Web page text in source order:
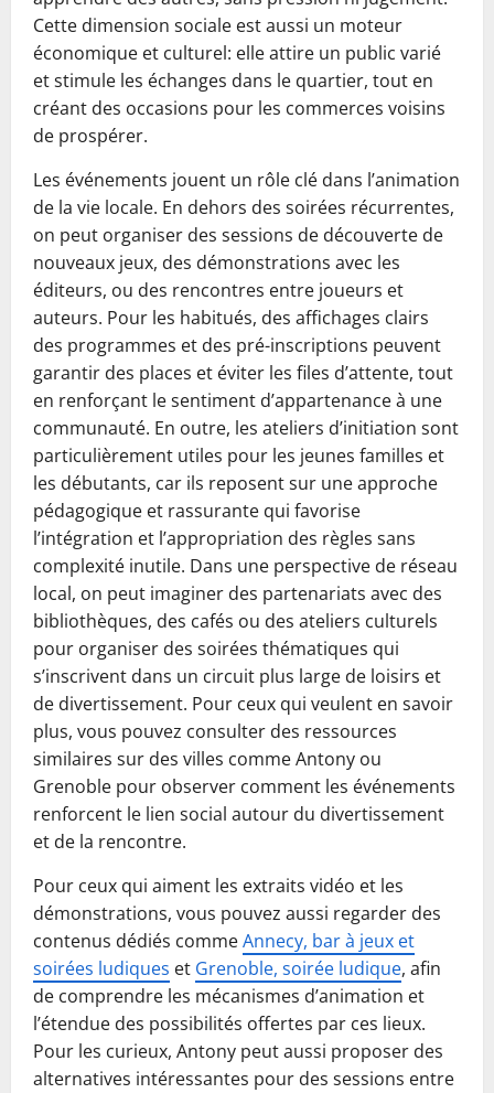
Cette dimension sociale est aussi un moteur
économique et culturel: elle attire un public varié
et stimule les échanges dans le quartier, tout en
créant des occasions pour les commerces voisins
de prospérer.
Les événements jouent un rôle clé dans l’animation
de la vie locale. En dehors des soirées récurrentes,
on peut organiser des sessions de découverte de
nouveaux jeux, des démonstrations avec les
éditeurs, ou des rencontres entre joueurs et
auteurs. Pour les habitués, des affichages clairs
des programmes et des pré-inscriptions peuvent
garantir des places et éviter les files d’attente, tout
en renforçant le sentiment d’appartenance à une
communauté. En outre, les ateliers d’initiation sont
particulièrement utiles pour les jeunes familles et
les débutants, car ils reposent sur une approche
pédagogique et rassurante qui favorise
l’intégration et l’appropriation des règles sans
complexité inutile. Dans une perspective de réseau
local, on peut imaginer des partenariats avec des
bibliothèques, des cafés ou des ateliers culturels
pour organiser des soirées thématiques qui
s’inscrivent dans un circuit plus large de loisirs et
de divertissement. Pour ceux qui veulent en savoir
plus, vous pouvez consulter des ressources
similaires sur des villes comme Antony ou
Grenoble pour observer comment les événements
renforcent le lien social autour du divertissement
et de la rencontre.
Pour ceux qui aiment les extraits vidéo et les
démonstrations, vous pouvez aussi regarder des
contenus dédiés commeAnnecy, bar à jeux et
soirées ludiques et Grenoble, soirée ludique, afin
de comprendre les mécanismes d’animation et
l’étendue des possibilités offertes par ces lieux.
Pour les curieux, Antony peut aussi proposer des
alternatives intéressantes pour des sessions entre